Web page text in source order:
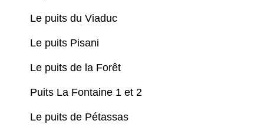
Le puits du Viaduc
Le puits Pisani
Le puits de la Forêt
Puits La Fontaine 1 et 2
Le puits de Pétassas